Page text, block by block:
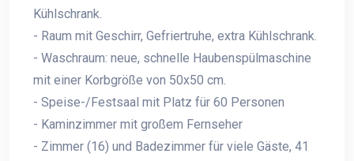
Kühlschrank.
- Raum mit Geschirr, Gefriertruhe, extra Kühlschrank.
- Waschraum: neue, schnelle Haubenspülmaschine
mit einer Korbgröße von 50x50 cm.
- Speise-/Festsaal mit Platz für 60 Personen
- Kaminzimmer mit großem Fernseher
- Zimmer (16) und Badezimmer für viele Gäste, 41